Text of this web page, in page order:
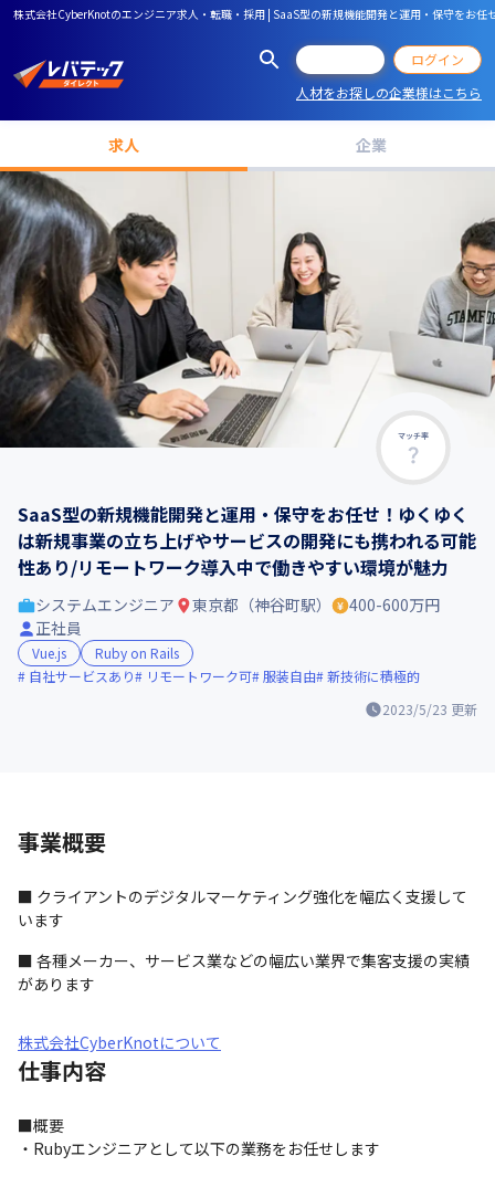
株式会社CyberKnotのエンジニア求人・転職・採用 | SaaS型の新規機能開発と運用・保守をお
ログイン
人材をお探しの企業様はこちら
求人 企業
マッチ率
SaaS型の新規機能開発と運用・保守をお任せ！ゆくゆく
は新規事業の立ち上げやサービスの開発にも携われる可能
性あり/リモートワーク導入中で働きやすい環境が魅力
2023/5/23 更新
システムエンジニア 東京都（神谷町駅）
400-600万円
正社員
Vue.js
Ruby on Rails
自社サービスあり
リモートワーク可 服装自由 新技術に積極的
事業概要
■ クライアントのデジタルマーケティング強化を幅広く支援して
います
■ 各種メーカー、サービス業などの幅広い業界で集客支援の実績
があります
株式会社CyberKnotについて
仕事内容
■概要
・Rubyエンジニアとして以下の業務をお任せします